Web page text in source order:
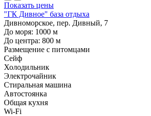
Показать цены
"ГК Дивное" база отдыха
Дивноморское, пер. Дивный, 7
До моря: 1000 м
До центра: 800 м
Размещение с питомцами
Сейф
Холодильник
Электрочайник
Стиральная машина
Автостоянка
Общая кухня
Wi-Fi